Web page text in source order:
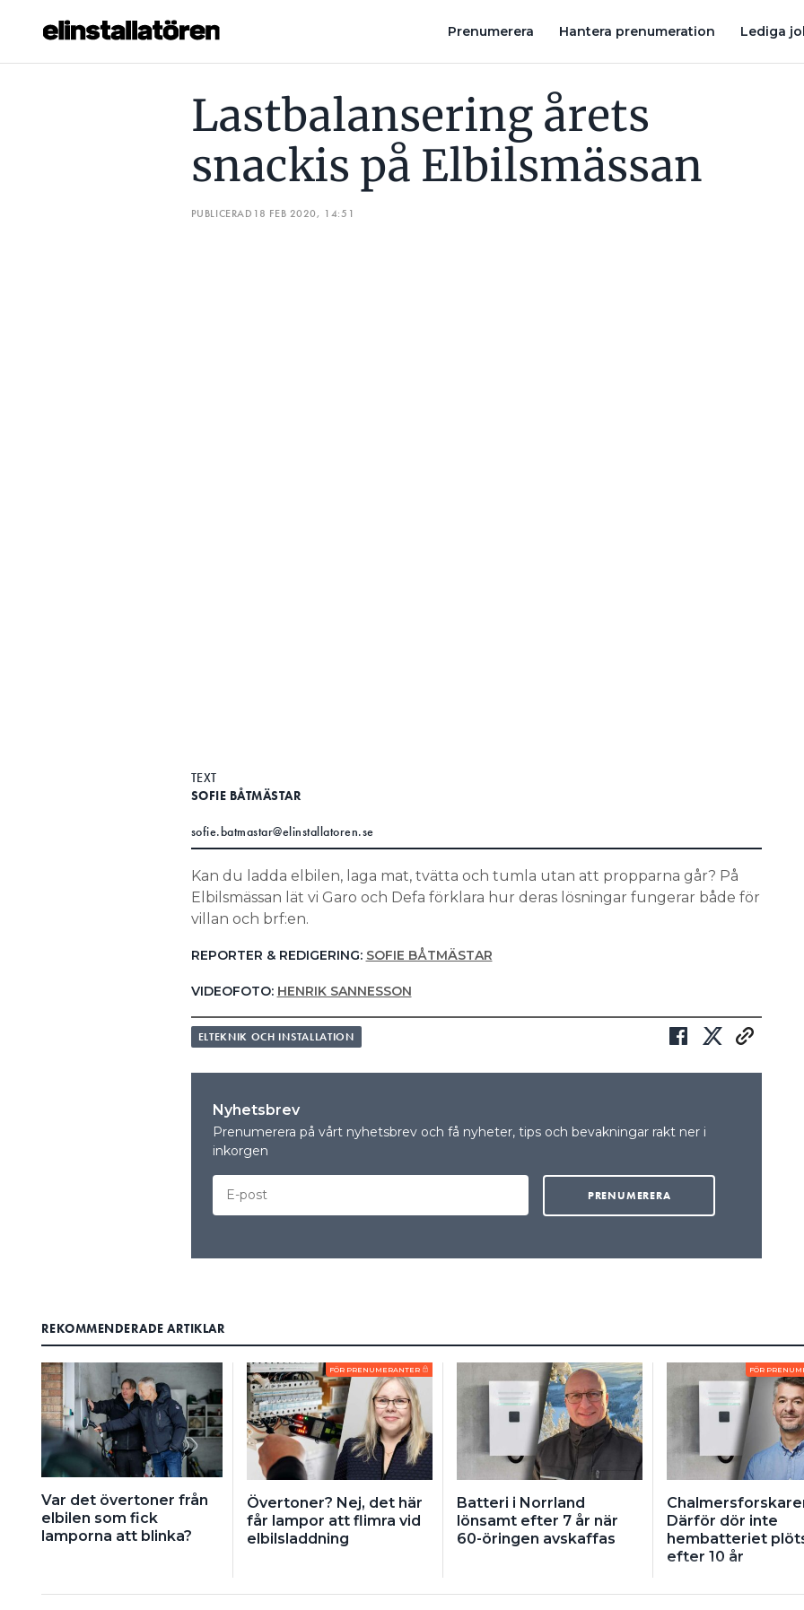
Prenumerera Hantera prenumeration Lediga
Hantera prenumeration
Lastbalansering årets
snackis på Elbilsmässan
PUBLICERAD 18 FEB 2020, 14:51
TEXT
SOFIE BÅTMÄSTAR
sofie.batmastar@elinstallatoren.se
Kan du ladda elbilen, laga mat, tvätta och tumla utan att propparna går? På
Elbilsmässan lät vi Garo och Defa förklara hur deras lösningar fungerar både för
villan och brf:en.
REPORTER & REDIGERING: SOFIE BÅTMÄSTAR
VIDEOFOTO: HENRIK SANNESSON
ELTEKNIK OCH INSTALLATION
Nyhetsbrev
Prenumerera på vårt nyhetsbrev och få nyheter, tips och bevakningar rakt ner i
inkorgen
REKOMMENDERADE ARTIKLAR
Var det övertoner från
elbilen som fick
lamporna att blinka?
FÖR PRENUMERANTER
Övertoner? Nej, det här
får lampor att flimra vid
elbilsladdning
Batteri i Norrland
lönsamt efter 7 år när
60-öringen avskaffas
FÖR
Därför dör inte
hembatteriet
efter 10 år
LASTBALANSERING ÅRETS SNACKIS PÅ ELBILSMÄSSAN VAR DET ÖVERTONER FRÅN ELBILEN SOM FICK LAMPORNA ATT